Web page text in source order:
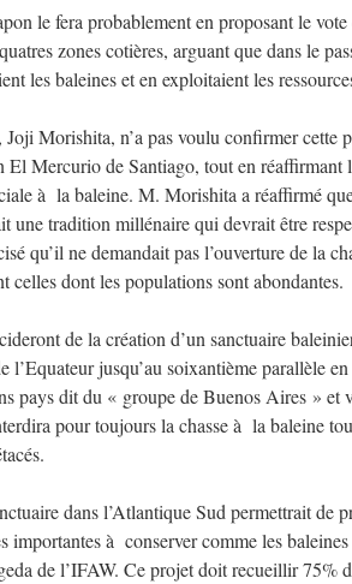
le fera probablement en proposant le vote
zones cotières, arguant que dans le
les baleines et en exploitaient les
Morishita, n’a pas voulu confirmer cette
El Mercurio de Santiago, tout en réaffirmant
à la baleine. M. Morishita a réaffirmé
une tradition millénaire qui devrait être
qu’il ne demandait pas l’ouverture de la
celles dont les populations sont abondantes.
de la création d’un sanctuaire
jusqu’au soixantième parallèle
pays dit du « groupe de Buenos Aires » et
pour toujours la chasse à la baleine
dans l’Atlantique Sud permettrait de
importantes à conserver comme les
de l’IFAW. Ce projet doit recueillir 75%